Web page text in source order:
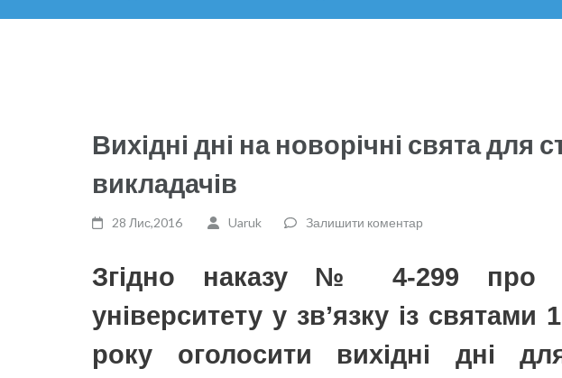
Вихідні дні на новорічні свята для
викладачів
28 Лис,2016 Uaruk Залишити коментар
Згідно наказу № 4-299 про
університету у зв’язку із святами
року оголосити вихідні дні